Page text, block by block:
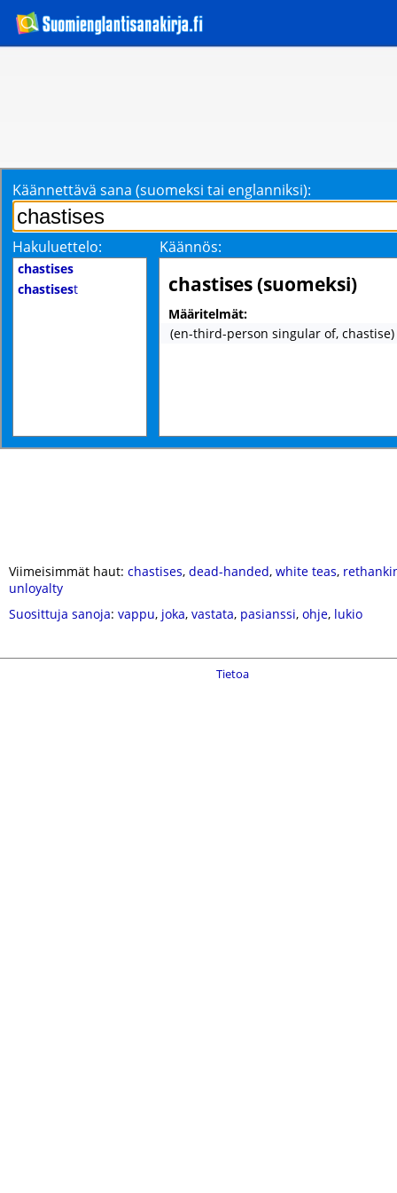
Käännettävä sana (suomeksi tai englanniksi):
Hakuluettelo: Käännös:
chastises
chastisest chastises (suomeksi)
Määritelmät:
(en-third-person singular of, chastise)
Viimeisimmät haut: chastises, dead-handed, white teas,
unloyalty
Suosittuja sanoja: vappu, joka, vastata, pasianssi, ohje, lukio
Tietoa